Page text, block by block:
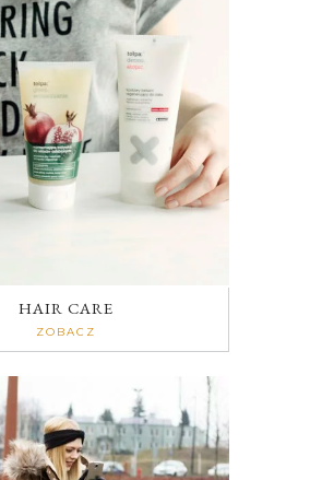
HAIR CARE
ZOBACZ